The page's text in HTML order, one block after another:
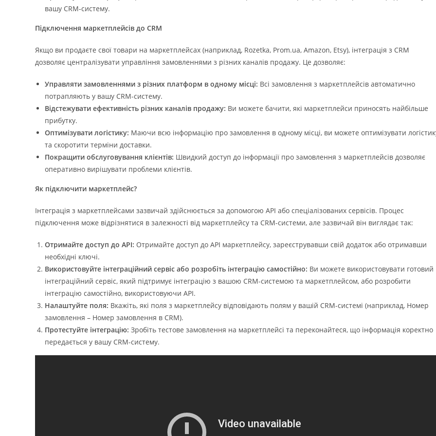
вашу CRM-систему.
Підключення маркетплейсів до CRM
Якщо ви продаєте свої товари на маркетплейсах (наприклад, Rozetka, Prom.ua, Amazon, Etsy), інтеграція з CRM
дозволяє централізувати управління замовленнями з різних каналів продажу. Це дозволяє:
Управляти замовленнями з різних платформ в одному місці: Всі замовлення з маркетплейсів автоматично
потрапляють у вашу CRM-систему.
Відстежувати ефективність різних каналів продажу: Ви можете бачити, які маркетплейси приносять найбільше
прибутку.
Оптимізувати логістику: Маючи всю інформацію про замовлення в одному місці, ви можете оптимізувати
та скоротити терміни доставки.
Покращити обслуговування клієнтів: Швидкий доступ до інформації про замовлення з маркетплейсів дозволяє
оперативно вирішувати проблеми клієнтів.
Як підключити маркетплейс?
Інтеграція з маркетплейсами зазвичай здійснюється за допомогою API або спеціалізованих сервісів. Процес
підключення може відрізнятися в залежності від маркетплейсу та CRM-системи, але зазвичай він виглядає так:
Отримайте доступ до API: Отримайте доступ до API маркетплейсу, зареєструвавши свій додаток або отримавши
необхідні ключі.
Використовуйте інтеграційний сервіс або розробіть інтеграцію самостійно: Ви можете використовувати готовий
інтеграційний сервіс, який підтримує інтеграцію з вашою CRM-системою та маркетплейсом, або розробити
інтеграцію самостійно, використовуючи API.
Налаштуйте поля: Вкажіть, які поля з маркетплейсу відповідають полям у вашій CRM-системі (наприклад, Номер
замовлення – Номер замовлення в CRM).
Протестуйте інтеграцію: Зробіть тестове замовлення на маркетплейсі та переконайтеся, що інформація коректно
передається у вашу CRM-систему.